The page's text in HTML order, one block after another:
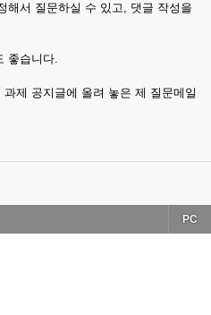
해서 질문하실 수 있고, 댓글 작성을
좋습니다.
제 공지글에 올려 놓은 제 질문메일
PC